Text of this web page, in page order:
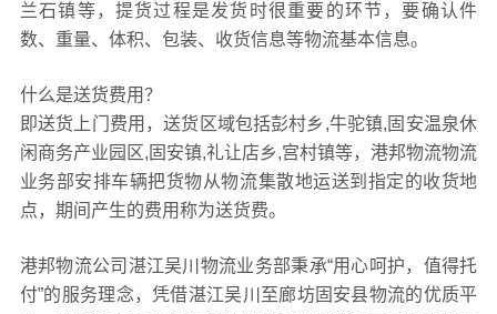
兰石镇等，提货过程是发货时很重要的环节，要确认件
数、重量、体积、包装、收货信息等物流基本信息。
什么是送货费用？
即送货上门费用，送货区域包括彭村乡,牛驼镇,固安温泉休
闲商务产业园区,固安镇,礼让店乡,宫村镇等，港邦物流物流
业务部安排车辆把货物从物流集散地运送到指定的收货地
点，期间产生的费用称为送货费。
港邦物流公司湛江吴川物流业务部秉承“用心呵护，值得托
付”的服务理念，凭借湛江吴川至廊坊固安县物流的优质平